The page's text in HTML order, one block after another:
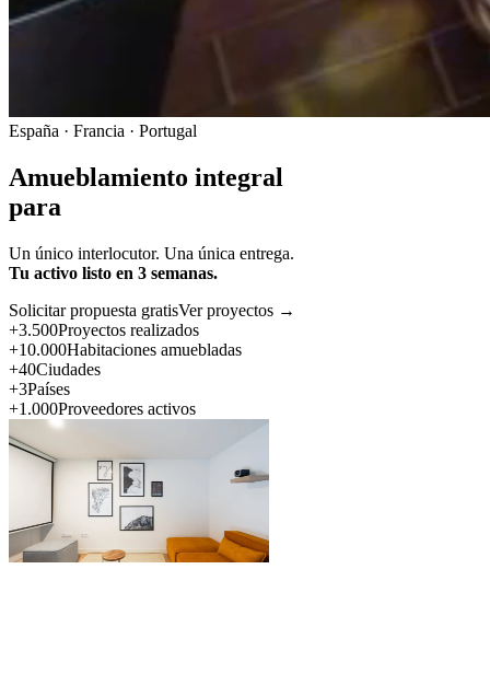
España · Francia · Portugal
Amueblamiento integral
para
Un único interlocutor. Una única entrega.
Tu activo listo en 3 semanas.
Solicitar propuesta gratisVer proyectos →
+3.500Proyectos realizados
+10.000Habitaciones amuebladas
+40Ciudades
+3Países
+1.000Proveedores activos